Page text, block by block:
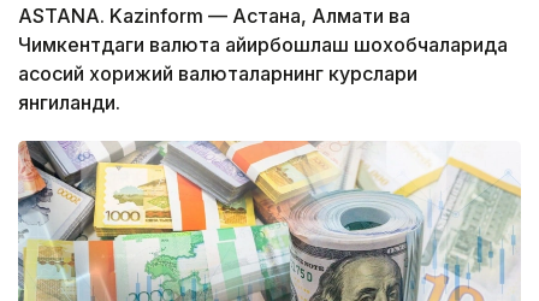
ASTANA. Kazinform — Астана, Алмати ва
Чимкентдаги валюта айирбошлаш шохобчаларида
асосий хорижий валюталарнинг курслари
янгиланди.